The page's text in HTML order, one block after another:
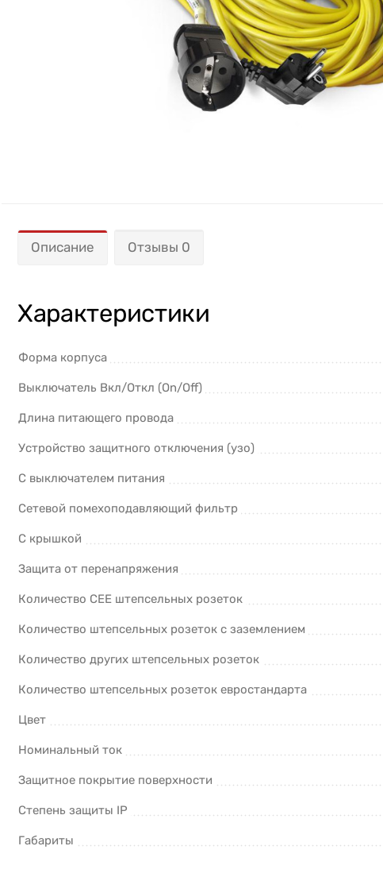
Описание Отзывы 0
Характеристики
Форма корпуса
Выключатель Вкл/Откл (On/Off)
Длина питающего провода
Устройство защитного отключения (узо)
С выключателем питания
Сетевой помехоподавляющий фильтр
С крышкой
Защита от перенапряжения
Количество CEE штепсельных розеток
Количество штепсельных розеток с заземлением
Количество других штепсельных розеток
Количество штепсельных розеток евростандарта
Цвет
Номинальный ток
Защитное покрытие поверхности
Степень защиты IP
Габариты